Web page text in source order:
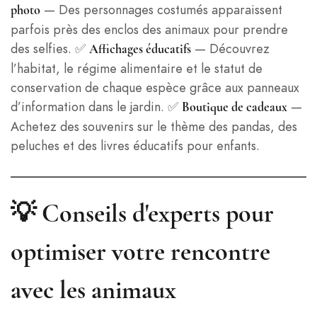
photo — Des personnages costumés apparaissent
parfois près des enclos des animaux pour prendre
des selfies. ✅ Affichages éducatifs — Découvrez
l’habitat, le régime alimentaire et le statut de
conservation de chaque espèce grâce aux panneaux
d’information dans le jardin. ✅ Boutique de cadeaux —
Achetez des souvenirs sur le thème des pandas, des
peluches et des livres éducatifs pour enfants.
💡 Conseils d'experts pour
optimiser votre rencontre
avec les animaux